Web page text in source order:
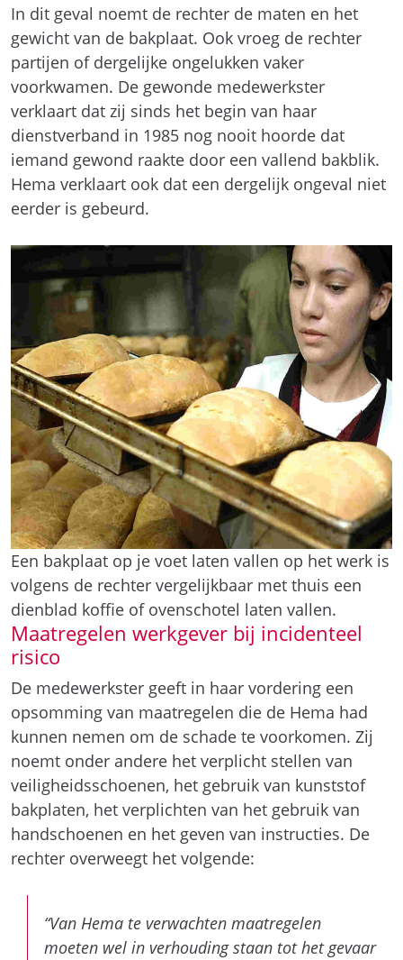
In dit geval noemt de rechter de maten en het
gewicht van de bakplaat. Ook vroeg de rechter
partijen of dergelijke ongelukken vaker
voorkwamen. De gewonde medewerkster
verklaart dat zij sinds het begin van haar
dienstverband in 1985 nog nooit hoorde dat
iemand gewond raakte door een vallend bakblik.
Hema verklaart ook dat een dergelijk ongeval niet
eerder is gebeurd.
Een bakplaat op je voet laten vallen op het werk is
volgens de rechter vergelijkbaar met thuis een
dienblad koffie of ovenschotel laten vallen.
Maatregelen werkgever bij incidenteel
risico
De medewerkster geeft in haar vordering een
opsomming van maatregelen die de Hema had
kunnen nemen om de schade te voorkomen. Zij
noemt onder andere het verplicht stellen van
veiligheidsschoenen, het gebruik van kunststof
bakplaten, het verplichten van het gebruik van
handschoenen en het geven van instructies. De
rechter overweegt het volgende:
“Van Hema te verwachten maatregelen
moeten wel in verhouding staan tot het gevaar